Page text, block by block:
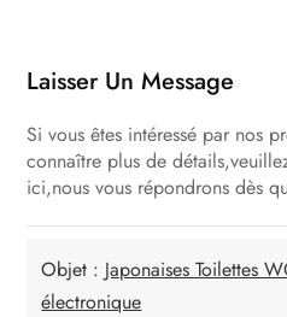
Laisser Un Message
Si vous êtes intéressé par nos
connaître plus de
ici,nous vous répondrons dès
Objet : Japonaises Toilettes
électronique